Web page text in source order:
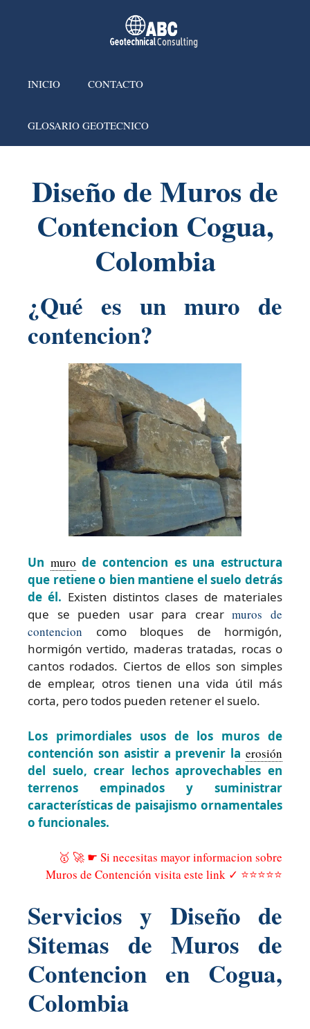
INICIO CONTACTO
GLOSARIO GEOTECNICO
Diseño de Muros de
Contencion Cogua,
Colombia
¿Qué es un muro de
contencion?
Un muro de contencion es una estructura
que retiene o bien mantiene el suelo detrás
de él. Existen distintos clases de materiales
que se pueden usar para crearmuros de
contencion como bloques de hormigón,
hormigón vertido, maderas tratadas, rocas o
cantos rodados. Ciertos de ellos son simples
de emplear, otros tienen una vida útil más
corta, pero todos pueden retener el suelo.
Los primordiales usos de los muros de
contención son asistir a prevenir la erosión
del suelo, crear lechos aprovechables en
terrenos empinados y suministrar
características de paisajismo ornamentales
o funcionales.
🥇 🚀 ☛ Si necesitas mayor informacion sobre
Muros de Contención visita este link ✓ ⭐⭐⭐⭐⭐
Servicios y Diseño de
Sitemas de Muros de
Contencion en Cogua,
Colombia